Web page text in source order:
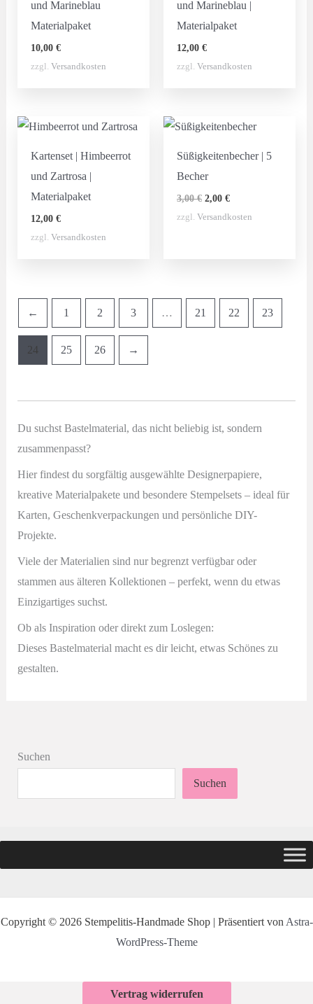
und Marineblau
Materialpaket
10,00 €
zzgl. Versandkosten
und Marineblau |
Materialpaket
12,00€
zzgl.Versandkosten
Kartenset | Himbeerrot
und Zartrosa |
Materialpaket
12,00 €
zzgl. Versandkosten
Süßigkeitenbecher | 5
Becher
3,00€ Ursprünglicher
war:
2,00€Aktueller
ist:
zzgl.Versandkosten
← 1 2 3 … 21 22 23
24 25 26 →
Du suchst Bastelmaterial, das nicht beliebig ist, sondern
zusammenpasst?
Hier findest du sorgfältig ausgewählte Designerpapiere,
kreative Materialpakete und besondere Stempelsets – ideal für
Karten, Geschenkverpackungen und persönliche DIY-
Projekte.
Viele der Materialien sind nur begrenzt verfügbar oder
stammen aus älteren Kollektionen – perfekt, wenn du etwas
Einzigartiges suchst.
Ob als Inspiration oder direkt zum Loslegen:
Dieses Bastelmaterial macht es dir leicht, etwas Schönes zu
gestalten.
Suchen
Suchen
Copyright © 2026 Stempelitis-Handmade Shop | Präsentiert von Astra-
WordPress-Theme
Vertrag widerrufen